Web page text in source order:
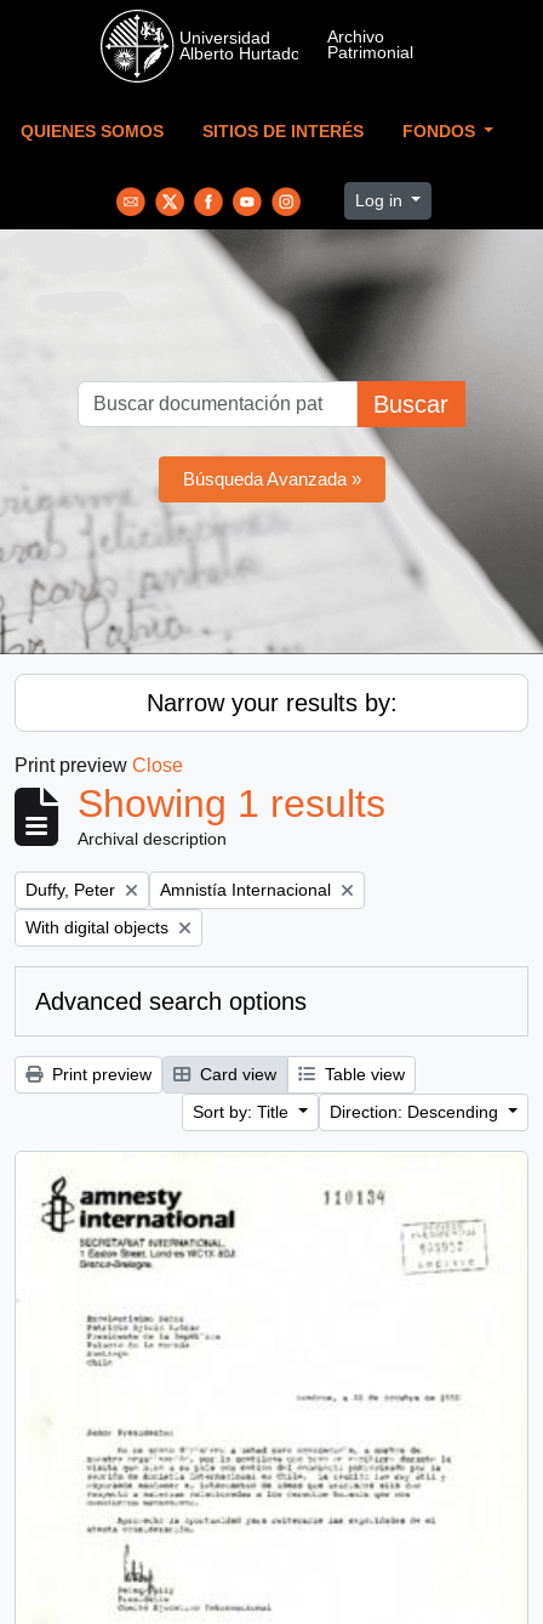
Skip to main content
QUIENES SOMOS SITIOS DE INTERÉS FONDOS
Log in
Buscar
Búsqueda Avanzada »
Narrow your results by:
Print preview Close
Showing 1 results
Archival description
Remove filter:
Duffy, Peter Remove filter:
Amnistía Internacional
Remove filter:
With digital objects
Advanced search options
Print preview Card view
Table view
Sort by: Title
Direction: Descending